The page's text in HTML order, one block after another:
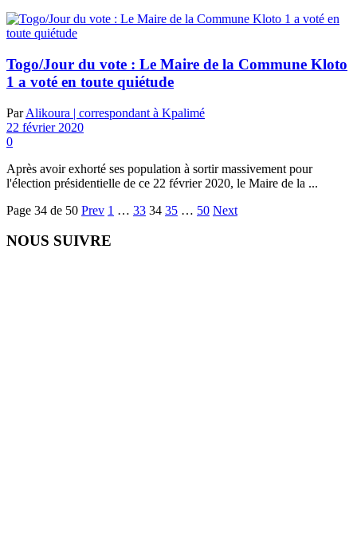
Togo/Jour du vote : Le Maire de la Commune Kloto
1 a voté en toute quiétude
Par Alikoura | correspondant à Kpalimé
22 février 2020
0
Après avoir exhorté ses population à sortir massivement pour
l'élection présidentielle de ce 22 février 2020, le Maire de la ...
Page 34 de 50 Prev 1 … 33 34 35 … 50 Next
NOUS SUIVRE